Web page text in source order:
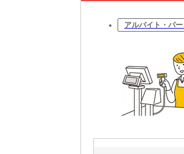
アルバイト・パー